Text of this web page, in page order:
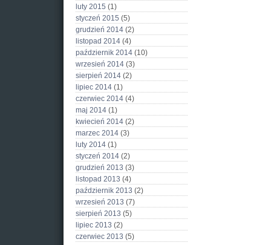
luty 2015 (1)
styczeń 2015 (5)
grudzień 2014 (2)
listopad 2014 (4)
październik 2014 (10)
wrzesień 2014 (3)
sierpień 2014 (2)
lipiec 2014 (1)
czerwiec 2014 (4)
maj 2014 (1)
kwiecień 2014 (2)
marzec 2014 (3)
luty 2014 (1)
styczeń 2014 (2)
grudzień 2013 (3)
listopad 2013 (4)
październik 2013 (2)
wrzesień 2013 (7)
sierpień 2013 (5)
lipiec 2013 (2)
czerwiec 2013 (5)